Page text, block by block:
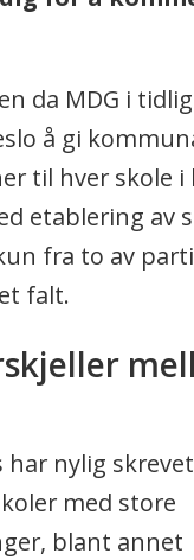
da MDG i
å gi
til hver skole
etablering av
fra to av
falt.
har nylig
med store
blant annet